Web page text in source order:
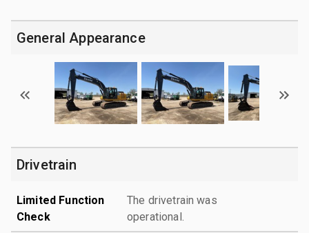
General Appearance
Drivetrain
Limited Function
Check
The drivetrain was
operational.